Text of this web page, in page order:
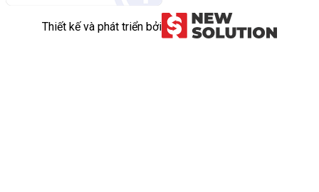
Thiết kế và phát triển bởi